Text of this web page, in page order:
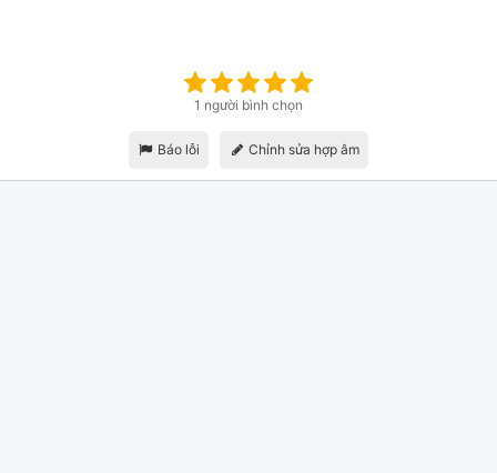
1 người bình chọn
Báo lỗi Chỉnh sửa hợp âm